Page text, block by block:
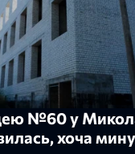
№60 у
хоча